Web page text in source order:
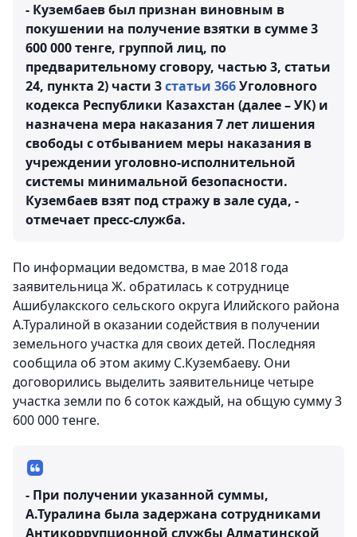
- Кузембаев был признан виновным в
покушении на получение взятки в сумме 3
600 000 тенге, группой лиц, по
предварительному сговору, частью 3, статьи
24, пункта 2) части 3статьи 366Уголовного
кодекса Республики Казахстан (далее – УК) и
назначена мера наказания 7 лет лишения
свободы с отбыванием меры наказания в
учреждении уголовно-исполнительной
системы минимальной безопасности.
Кузембаев взят под стражу в зале суда, -
отмечает пресс-служба.
По информации ведомства, в мае 2018 года
заявительница Ж. обратилась к сотруднице
Ашибулакского сельского округа Илийского района
А.Туралиной в оказании содействия в получении
земельного участка для своих детей. Последняя
сообщила об этом акиму С.Кузембаеву. Они
договорились выделить заявительнице четыре
участка земли по 6 соток каждый, на общую сумму 3
600 000 тенге.
- При получении указанной суммы,
А.Туралина была задержана сотрудниками
Антикоррупционной службы Алматинской